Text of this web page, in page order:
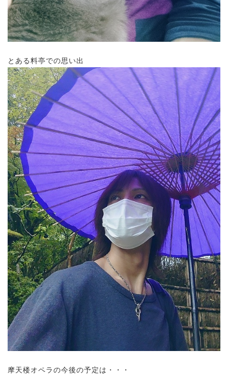
とある料亭での思い出
摩天楼オペラの今後の予定は・・・